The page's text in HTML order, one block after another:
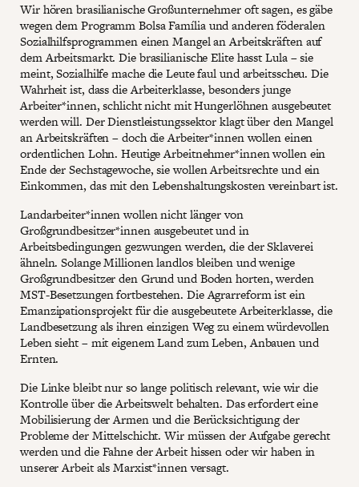
Wir hören brasilianische Großunternehmer oft sagen, es gäbe
wegen dem Programm Bolsa Família und anderen föderalen
Sozialhilfsprogrammen einen Mangel an Arbeitskräften auf
dem Arbeitsmarkt. Die brasilianische Elite hasst Lula – sie
meint, Sozialhilfe mache die Leute faul und arbeitsscheu. Die
Wahrheit ist, dass die Arbeiterklasse, besonders junge
Arbeiter*innen, schlicht nicht mit Hungerlöhnen ausgebeutet
werden will. Der Dienstleistungssektor klagt über den Mangel
an Arbeitskräften – doch die Arbeiter*innen wollen einen
ordentlichen Lohn. Heutige Arbeitnehmer*innen wollen ein
Ende der Sechstagewoche, sie wollen Arbeitsrechte und ein
Einkommen, das mit den Lebenshaltungskosten vereinbart ist.
Landarbeiter*innen wollen nicht länger von
Großgrundbesitzer*innen ausgebeutet und in
Arbeitsbedingungen gezwungen werden, die der Sklaverei
ähneln. Solange Millionen landlos bleiben und wenige
Großgrundbesitzer den Grund und Boden horten, werden
MST-Besetzungen fortbestehen. Die Agrarreform ist ein
Emanzipationsprojekt für die ausgebeutete Arbeiterklasse, die
Landbesetzung als ihren einzigen Weg zu einem würdevollen
Leben sieht – mit eigenem Land zum Leben, Anbauen und
Ernten.
Die Linke bleibt nur so lange politisch relevant, wie wir die
Kontrolle über die Arbeitswelt behalten. Das erfordert eine
Mobilisierung der Armen und die Berücksichtigung der
Probleme der Mittelschicht. Wir müssen der Aufgabe gerecht
werden und die Fahne der Arbeit hissen oder wir haben in
unserer Arbeit als Marxist*innen versagt.